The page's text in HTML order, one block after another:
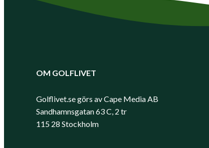
OM GOLFLIVET
Golflivet.se görs av Cape Media AB
Sandhamnsgatan 63 C, 2 tr
115 28 Stockholm